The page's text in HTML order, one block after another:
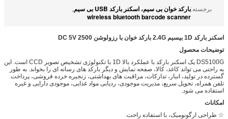
برجسته:بارکد خوان بی سیم، اسکنر بارکد USB بی سیم ,
wireless bluetooth barcode scanner
اسکنر بارکد 1D بیسیم 2.4G بارکد خوان با رزولوشن DC 5V 2500
توضیحات محصول
DS5100G یک اسکنر بارکد با عملکرد بالا 1D با تکنولوژی تشخیص تصویر CCD است. این
به راحتی می تواند کاغذ، کالا، صفحه نمایش و دیگر بارکد های رسانه ای را بخواند. به طور
گسترده در تولید، انبار، تدارکات، مراقبت های بهداشتی، زنجیره خرده فروشی، پرداخت
تلفن همراه، تحویل سریع، مدیریت موجودی، ردیابی مواد غذایی، موجودی دارایی و غیره
استفاده می شود.
امکانات
☆ طراحی ارگونومیک، با استفاده راحت.